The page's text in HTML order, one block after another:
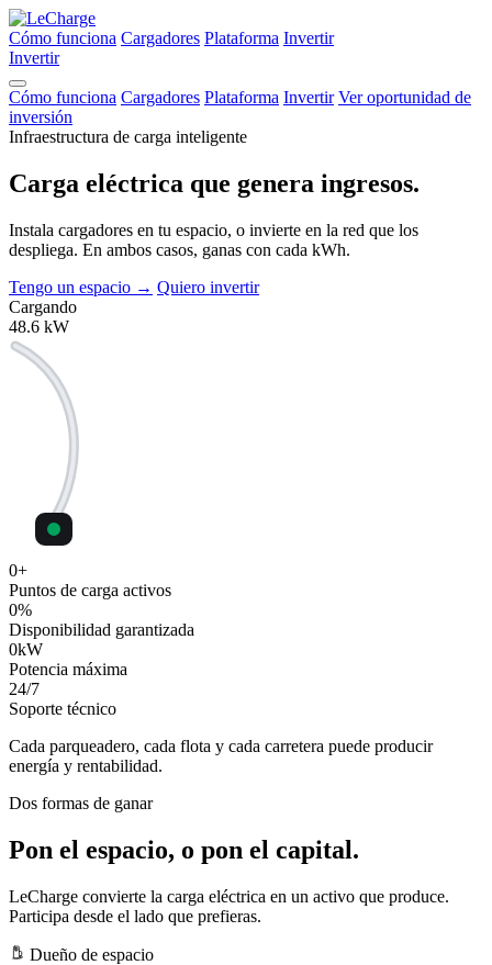
Cómo funciona Cargadores Plataforma Invertir
Invertir
Cómo funciona Cargadores Plataforma Invertir Ver oportunidad de
inversión
Infraestructura de carga inteligente
Carga eléctrica que genera ingresos.
Instala cargadores en tu espacio, o invierte en la red que los
despliega. En ambos casos, ganas con cada kWh.
Tengo un espacio → Quiero invertir
Cargando
48.6 kW
0+
Puntos de carga activos
0%
Disponibilidad garantizada
0kW
Potencia máxima
24/7
Soporte técnico
Cada parqueadero, cada flota y cada carretera puede producir
energía y rentabilidad.
Dos formas de ganar
Pon el espacio, o pon el capital.
LeCharge convierte la carga eléctrica en un activo que produce.
Participa desde el lado que prefieras.
Dueño de espacio